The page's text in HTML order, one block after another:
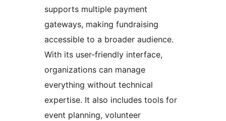
supports multiple payment
gateways, making fundraising
accessible to a broader audience.
With its user-friendly interface,
organizations can manage
everything without technical
expertise. It also includes tools for
event planning, volunteer